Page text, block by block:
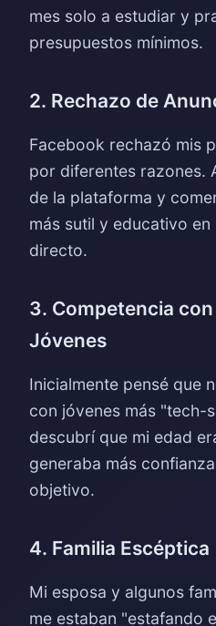
mes solo a estudiar y
presupuestos mínimos.
2. Rechazo de
Facebook rechazó mis
por diferentes razones.
de la plataforma y
más sutil y educativo
directo.
3. Competencia
Jóvenes
Inicialmente pensé que
con jóvenes más "tech-
descubrí que mi edad
generaba más
objetivo.
4. Familia Escéptica
Mi esposa y algunos
me estaban "estafando